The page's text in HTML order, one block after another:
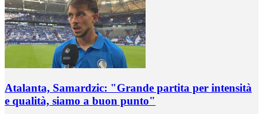
Atalanta, Samardzic: "Grande partita per intensità
e qualità, siamo a buon punto"